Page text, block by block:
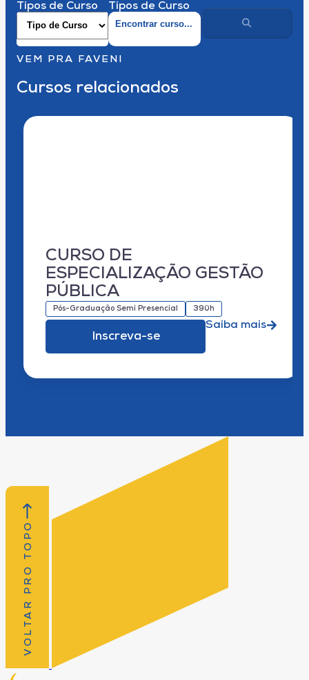
Tipos de Curso Tipos de Curso
VEM PRA FAVENI
Cursos relacionados
CURSO DE
ESPECIALIZAÇÃO GESTÃO
PÚBLICA
Pós-Graduação Semi Presencial 390h
Inscreva-se
Saiba mais
VOLTAR PRO TOPO